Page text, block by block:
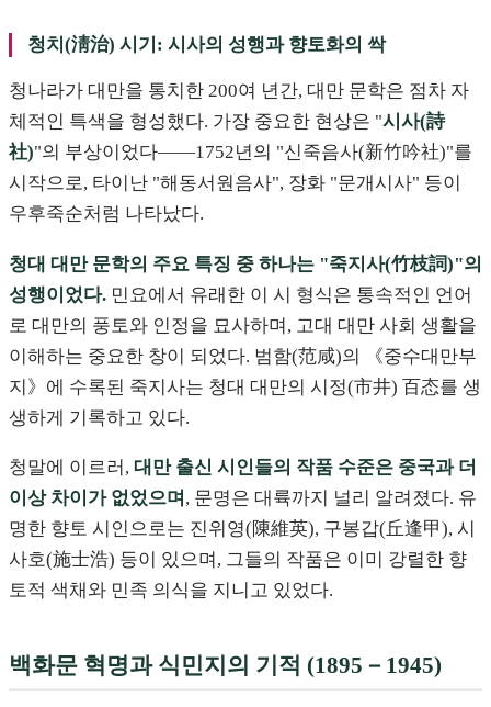
청치(淸治) 시기: 시사의 성행과 향토화의 싹
청나라가 대만을 통치한 200여 년간, 대만 문학은 점차 자
체적인 특색을 형성했다. 가장 중요한 현상은 "시사(詩
社)"의 부상이었다——1752년의 "신죽음사(新竹吟社)"를
시작으로, 타이난 "해동서원음사", 장화 "문개시사" 등이
우후죽순처럼 나타났다.
청대 대만 문학의 주요 특징 중 하나는 "죽지사(竹枝詞)"의
성행이었다. 민요에서 유래한 이 시 형식은 통속적인 언어
로 대만의 풍토와 인정을 묘사하며, 고대 대만 사회 생활을
이해하는 중요한 창이 되었다. 범함(范咸)의 《중수대만부
지》에 수록된 죽지사는 청대 대만의 시정(市井) 百态를 생
생하게 기록하고 있다.
청말에 이르러, 대만 출신 시인들의 작품 수준은 중국과 더
이상 차이가 없었으며 , 문명은 대륙까지 널리 알려졌다. 유
명한 향토 시인으로는 진위영(陳維英), 구봉갑(丘逢甲), 시
사호(施士浩) 등이 있으며, 그들의 작품은 이미 강렬한 향
토적 색채와 민족 의식을 지니고 있었다.
백화문 혁명과 식민지의 기적 (1895－1945)